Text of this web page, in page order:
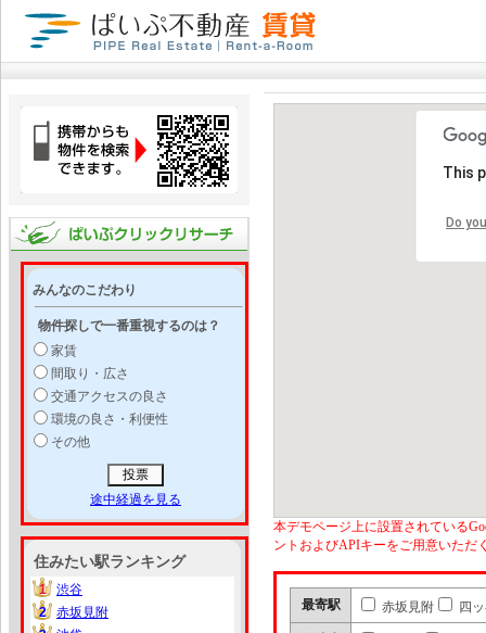
みんなのこだわり
物件探しで一番重視するのは？
家賃
間取り・広さ
交通アクセスの良さ
環境の良さ・利便性
その他
途中経過を見る
住みたい駅ランキング
1
1
渋谷
2
2
赤坂見附
This
Do
本デモページ上に設置されている
ントおよびAPIキーをご用意いただ
最寄駅 赤坂見附 四